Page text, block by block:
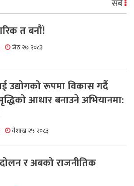
सबै
त बनाैं!
जेठ २७ २०८३
उद्योगको रूपमा विकास गर्दै
आधार बनाउने अभियानमा:
वैशाख २५ २०८३
र अबको राजनीतिक